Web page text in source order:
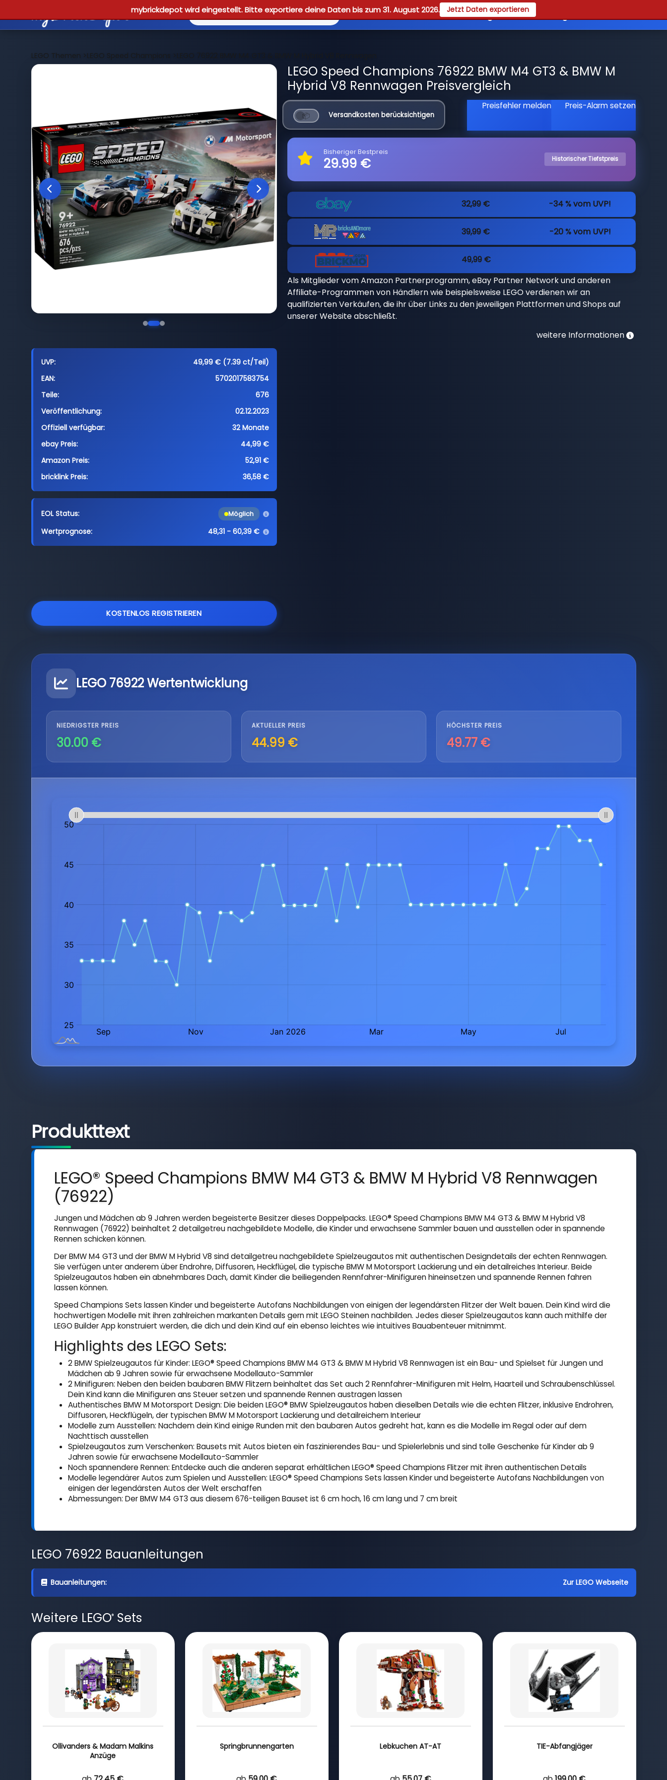
mybrickdepot wird eingestellt. Bitte exportiere deine Daten bis zum 31. August 2026. Jetzt Daten exportieren
Reviews Guides Registrieren
LEGO Themen >LEGO Speed Champions >LEGO 76922 BMW M4 GT3 & BMW M Hybrid V8 Rennwagen
UVP:
49,99 € (7.39 ct/Teil)
EAN:
5702017583754
Teile:
676
Veröffentlichung:
02.12.2023
Offiziell verfügbar:
32 Monate
ebay Preis:
44,99 €
Amazon Preis:
52,91 €
bricklink Preis:
36,58 €
EOL Status: Möglich
Wertprognose: 48,31 - 60,39 €
KOSTENLOS REGISTRIEREN
LEGO Speed Champions 76922 BMW M4 GT3 & BMW M
Hybrid V8 Rennwagen Preisvergleich
Versandkosten berücksichtigen
Preisfehler melden Preis-Alarm setzen
Bisheriger Bestpreis
29.99 € Historischer Tiefstpreis
32,99 € -34 % vom UVP!
39,99 € -20 % vom UVP!
49,99 €
Als Mitglieder vom Amazon Partnerprogramm, eBay Partner Network und anderen
Affiliate-Programmen von Händlern wie beispielsweise LEGO verdienen wir an
qualifizierten Verkäufen, die ihr über Links zu den jeweiligen Plattformen und Shops auf
unserer Website abschließt.
weitere Informationen
LEGO 76922 Wertentwicklung
NIEDRIGSTER PREIS
30.00 €
AKTUELLER PREIS
44.99 €
HÖCHSTER PREIS
49.77 €
Produkttext
LEGO® Speed Champions BMW M4 GT3 & BMW M Hybrid V8 Rennwagen
(76922)
Jungen und Mädchen ab 9 Jahren werden begeisterte Besitzer dieses Doppelpacks. LEGO® Speed Champions BMW M4 GT3 & BMW M Hybrid V8
Rennwagen (76922) beinhaltet 2 detailgetreu nachgebildete Modelle, die Kinder und erwachsene Sammler bauen und ausstellen oder in spannende
Rennen schicken können.
Der BMW M4 GT3 und der BMW M Hybrid V8 sind detailgetreu nachgebildete Spielzeugautos mit authentischen Designdetails der echten Rennwagen.
Sie verfügen unter anderem über Endrohre, Diffusoren, Heckflügel, die typische BMW M Motorsport Lackierung und ein detailreiches Interieur. Beide
Spielzeugautos haben ein abnehmbares Dach, damit Kinder die beiliegenden Rennfahrer-Minifiguren hineinsetzen und spannende Rennen fahren
lassen können.
Speed Champions Sets lassen Kinder und begeisterte Autofans Nachbildungen von einigen der legendärsten Flitzer der Welt bauen. Dein Kind wird die
hochwertigen Modelle mit ihren zahlreichen markanten Details gern mit LEGO Steinen nachbilden. Jedes dieser Spielzeugautos kann auch mithilfe der
LEGO Builder App konstruiert werden, die dich und dein Kind auf ein ebenso leichtes wie intuitives Bauabenteuer mitnimmt.
Highlights des LEGO Sets:
2 BMW Spielzeugautos für Kinder: LEGO® Speed Champions BMW M4 GT3 & BMW M Hybrid V8 Rennwagen ist ein Bau- und Spielset für Jungen und
Mädchen ab 9 Jahren sowie für erwachsene Modellauto-Sammler
2 Minifiguren: Neben den beiden baubaren BMW Flitzern beinhaltet das Set auch 2 Rennfahrer-Minifiguren mit Helm, Haarteil und Schraubenschlüssel.
Dein Kind kann die Minifiguren ans Steuer setzen und spannende Rennen austragen lassen
Authentisches BMW M Motorsport Design: Die beiden LEGO® BMW Spielzeugautos haben dieselben Details wie die echten Flitzer, inklusive Endrohren,
Diffusoren, Heckflügeln, der typischen BMW M Motorsport Lackierung und detailreichem Interieur
Modelle zum Ausstellen: Nachdem dein Kind einige Runden mit den baubaren Autos gedreht hat, kann es die Modelle im Regal oder auf dem
Nachttisch ausstellen
Spielzeugautos zum Verschenken: Bausets mit Autos bieten ein faszinierendes Bau- und Spielerlebnis und sind tolle Geschenke für Kinder ab 9
Jahren sowie für erwachsene Modellauto-Sammler
Noch spannendere Rennen: Entdecke auch die anderen separat erhältlichen LEGO® Speed Champions Flitzer mit ihren authentischen Details
Modelle legendärer Autos zum Spielen und Ausstellen: LEGO® Speed Champions Sets lassen Kinder und begeisterte Autofans Nachbildungen von
einigen der legendärsten Autos der Welt erschaffen
Abmessungen: Der BMW M4 GT3 aus diesem 676-teiligen Bauset ist 6 cm hoch, 16 cm lang und 7 cm breit
LEGO 76922 Bauanleitungen
Bauanleitungen: Zur LEGO Webseite
Weitere LEGO®Sets
Ollivanders & Madam Malkins
Anzüge
Springbrunnengarten Lebkuchen AT-AT TIE-Abfangjäger